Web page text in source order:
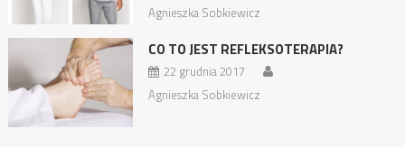
Agnieszka Sobkiewicz
CO TO JEST REFLEKSOTERAPIA?
22 grudnia 2017
Agnieszka Sobkiewicz